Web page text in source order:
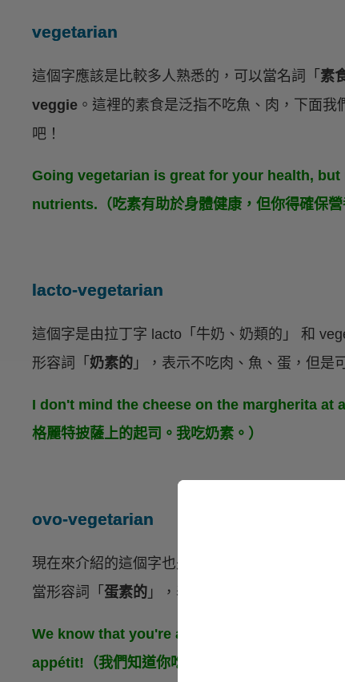
vegetarian
這個字應該是比較多人熟悉的，可以當名詞「 素
veggie 。這裡的素食是泛指不吃魚、肉，下面
吧！
Going vegetarian is great for your health,
nutrients.（吃素有助於身體健康，但你得確保營
lacto-vegetarian
這個字是由拉丁字 lacto「牛奶、奶類的」 和
形容詞「 奶素的 」，表示不吃肉、魚、蛋，但是
I don't mind the cheese on the margherita at
格麗特披薩上的起司。我吃奶素。）
ovo-vegetarian
現在來介紹的這個字也是由拉丁字 ovo「蛋的」
當形容詞「 蛋素的 」，表示不食用肉、魚、奶製
We know that you're an ovo-vegetarian, so
appétit!（我們知道你吃蛋素，所以我們準備了一